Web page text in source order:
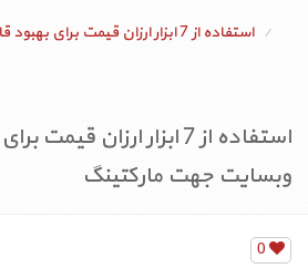
استفاده از 7 ابزار ارزان قیمت برای بهبود قالب وبسایت جهت مارکتینگ
استفاده از 7 ابزار ارزان
وبسایت جهت مارکتینگ
0